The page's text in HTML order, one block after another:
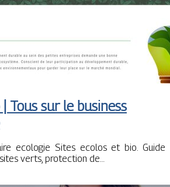
Tous sur le business
ecologie Sites ecolos et bio. Guide
verts, protection de…